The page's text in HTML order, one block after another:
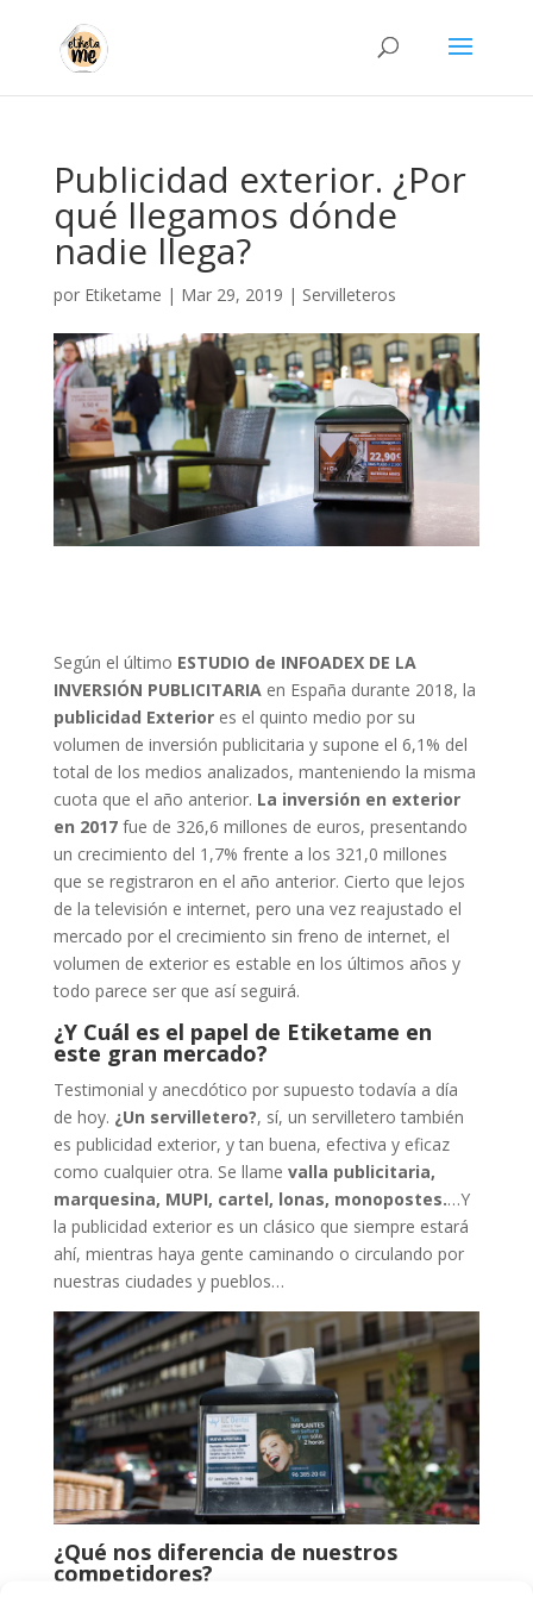
Publicidad exterior. ¿Por
qué llegamos dónde
nadie llega?
por Etiketame | Mar 29, 2019 | Servilleteros
Según el último ESTUDIO de INFOADEX DE LA
INVERSIÓN PUBLICITARIAen España durante 2018, la
publicidad Exteriores el quinto medio por su
volumen de inversión publicitaria y supone el 6,1% del
total de los medios analizados, manteniendo la misma
cuota que el año anterior. La inversión en exterior
en 2017fue de 326,6 millones de euros, presentando
un crecimiento del 1,7% frente a los 321,0 millones
que se registraron en el año anterior. Cierto que lejos
de la televisión e internet, pero una vez reajustado el
mercado por el crecimiento sin freno de internet, el
volumen de exterior es estable en los últimos años y
todo parece ser que así seguirá.
¿Y Cuál es el papel de Etiketame en
este gran mercado?
Testimonial y anecdótico por supuesto todavía a día
de hoy. ¿Un servilletero?, sí, un servilletero también
es publicidad exterior, y tan buena, efectiva y eficaz
como cualquier otra. Se llame valla publicitaria,
marquesina, MUPI, cartel, lonas, monopostes.…Y
la publicidad exterior es un clásico que siempre estará
ahí, mientras haya gente caminando o circulando por
nuestras ciudades y pueblos…
¿Qué nos diferencia de nuestros
competidores?